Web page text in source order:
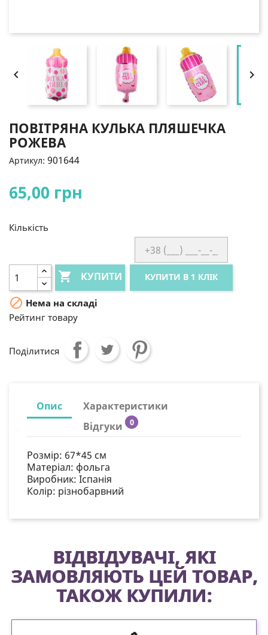
 
ПОВІТРЯНА КУЛЬКА ПЛЯШЕЧКА
РОЖЕВА
Артикул: 901644
65,00 грн
Кількість
 КУПИТИ КУПИТИ В 1 КЛІК
 Нема на складі
Рейтинг товару
Поділитися
Опис
Характеристики
Відгуки
0
Розмір: 67*45 см
Матеріал: фольга
Виробник: Іспанія
Колір: різнобарвний
ВІДВІДУВАЧІ, ЯКІ
ЗАМОВЛЯЮТЬ ЦЕЙ ТОВАР,
ТАКОЖ КУПИЛИ: